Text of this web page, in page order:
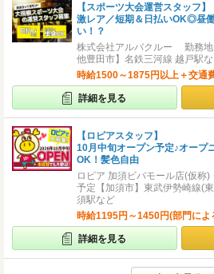
【スポーツ大会運営スタッフ】
激レア／短期＆日払いOK◎昼
い！？
株式会社アルバクルー 勤務
他豊田市】名鉄三河線 越戸駅
時給1500～1875円以上＋交通
詳細を見る
【ロピアスタッフ】
10月中旬オープン予定♪オープ
OK！髪色自由
ロピア 加須ビバモール店(仮称
予定【加須市】東武伊勢崎線(
須駅など
時給1195円～1450円(部門によ
詳細を見る